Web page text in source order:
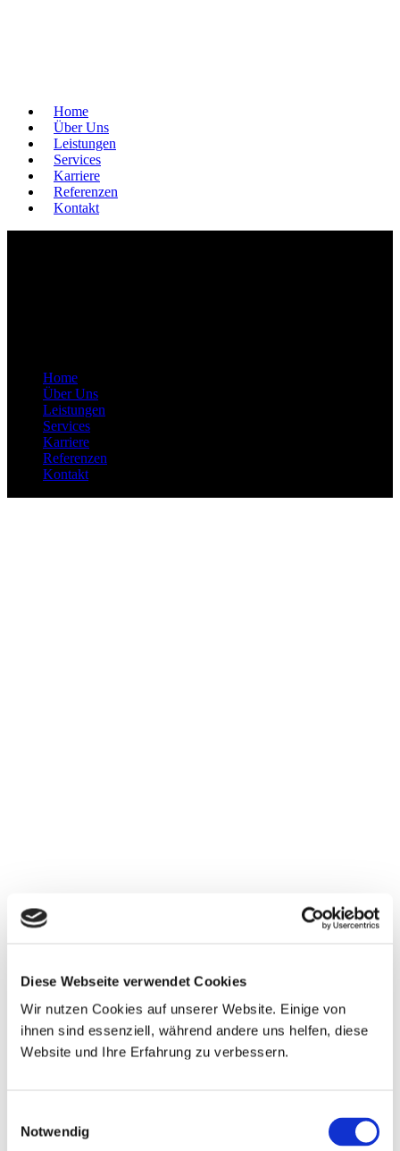
Diese Webseite verwendet Cookies
Wir nutzen Cookies auf unserer Website. Einige von
ihnen sind essenziell, während andere uns helfen, diese
Website und Ihre Erfahrung zu verbessern.
Notwendig
Home
Über Uns
Leistungen
Services
Karriere
Referenzen
Kontakt
Home
Über Uns
Leistungen
Services
Karriere
Referenzen
Kontakt